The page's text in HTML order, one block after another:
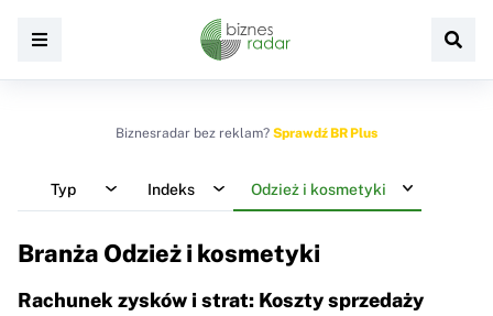
Biznesradar bez reklam? Sprawdź BR Plus
Typ Indeks Odzież i kosmetyki
Branża Odzież i kosmetyki
Rachunek zysków i strat: Koszty sprzedaży